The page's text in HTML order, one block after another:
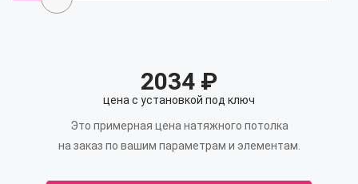
2034 ₽
цена с установкой под ключ
Это примерная цена натяжного потолка
на заказ по вашим параметрам и элементам.